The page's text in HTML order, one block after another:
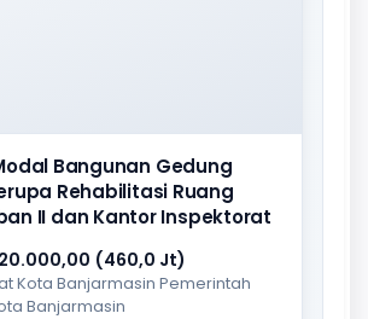
Bangunan Gedung
Rehabilitasi Ruang
II dan Kantor Inspektorat
(460,0 Jt)
Kota Banjarmasin Pemerintah
Banjarmasin